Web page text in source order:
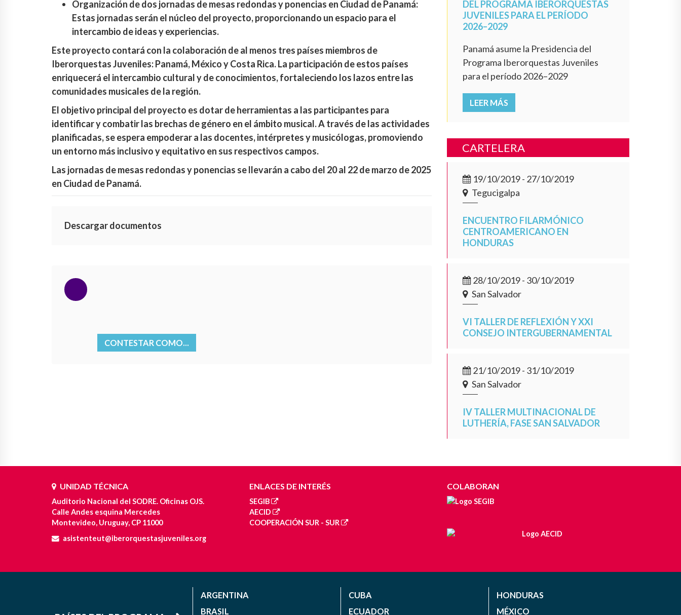
Organización de dos jornadas de mesas redondas y ponencias en Ciudad de Panamá:
Estas jornadas serán el núcleo del proyecto, proporcionando un espacio para el
intercambio de ideas y experiencias.
Este proyecto contará con la colaboración de al menos tres países miembros de
Iberorquestas Juveniles: Panamá, México y Costa Rica. La participación de estos países
enriquecerá el intercambio cultural y de conocimientos, fortaleciendo los lazos entre las
comunidades musicales de la región.
El objetivo principal del proyecto es dotar de herramientas a las participantes para
identificar y combatir las brechas de género en el ámbito musical. A través de las actividades
planificadas, se espera empoderar a las docentes, intérpretes y musicólogas, promoviendo
un entorno más inclusivo y equitativo en sus respectivos campos.
Las jornadas de mesas redondas y ponencias se llevarán a cabo del 20 al 22 de marzo de 2025
en Ciudad de Panamá.
Descargar documentos
CONTESTAR COMO...
DEL PROGRAMA IBERORQUESTAS
JUVENILES PARA EL PERÍODO
2026–2029
Panamá asume la Presidencia del
Programa Iberorquestas Juveniles
para el período 2026–2029
LEER MÁS
CARTELERA
19/10/2019 - 27/10/2019
Tegucigalpa
ENCUENTRO FILARMÓNICO
CENTROAMERICANO EN
HONDURAS
28/10/2019 - 30/10/2019
San Salvador
VI TALLER DE REFLEXIÓN Y XXI
CONSEJO INTERGUBERNAMENTAL
21/10/2019 - 31/10/2019
San Salvador
IV TALLER MULTINACIONAL DE
LUTHERÍA, FASE SAN SALVADOR
UNIDAD TÉCNICA
Auditorio Nacional del SODRE. Oficinas OJS.
Calle Andes esquina Mercedes
Montevideo, Uruguay, CP 11000
asistenteut@iberorquestasjuveniles.org
ENLACES DE INTERÉS
SEGIB
AECID
COOPERACIÓN SUR - SUR
COLABORAN
ARGENTINA
BRASIL
CUBA
ECUADOR
HONDURAS
MÉXICO